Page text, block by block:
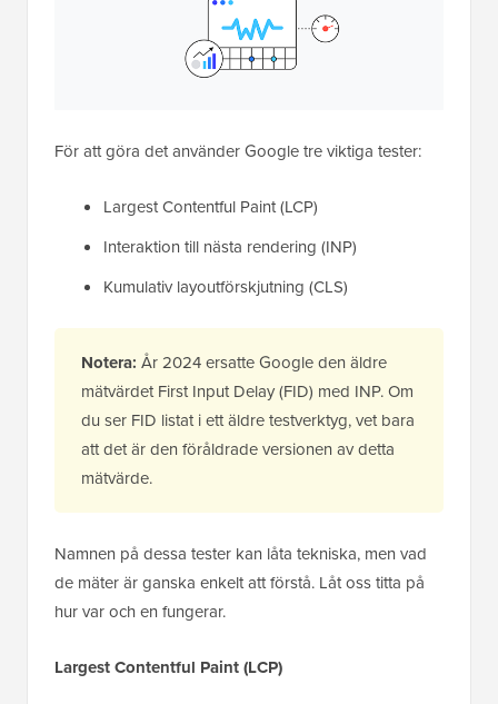
För att göra det använder Google tre viktiga tester:
Largest Contentful Paint (LCP)
Interaktion till nästa rendering (INP)
Kumulativ layoutförskjutning (CLS)
Notera: År 2024 ersatte Google den äldre
mätvärdet First Input Delay (FID) med INP. Om
du ser FID listat i ett äldre testverktyg, vet bara
att det är den föråldrade versionen av detta
mätvärde.
Namnen på dessa tester kan låta tekniska, men vad
de mäter är ganska enkelt att förstå. Låt oss titta på
hur var och en fungerar.
Largest Contentful Paint (LCP)